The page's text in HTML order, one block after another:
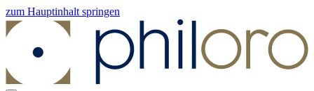
zum Hauptinhalt springen